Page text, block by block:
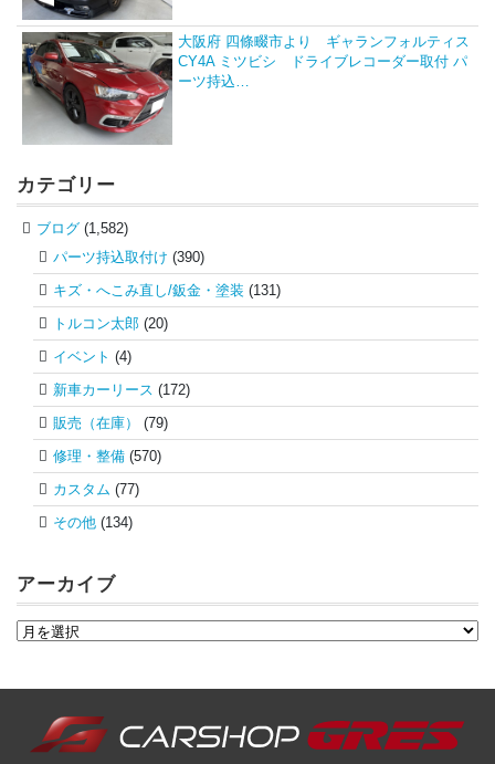
大阪府 四條畷市より ギャランフォルティス
CY4A ミツビシ ドライブレコーダー取付 パ
ーツ持込…
カテゴリー
ブログ (1,582)
パーツ持込取付け (390)
キズ・へこみ直し/鈑金・塗装 (131)
トルコン太郎 (20)
イベント (4)
新車カーリース (172)
販売（在庫）
(79)
修理・整備 (570)
カスタム (77)
その他 (134)
アーカイブ